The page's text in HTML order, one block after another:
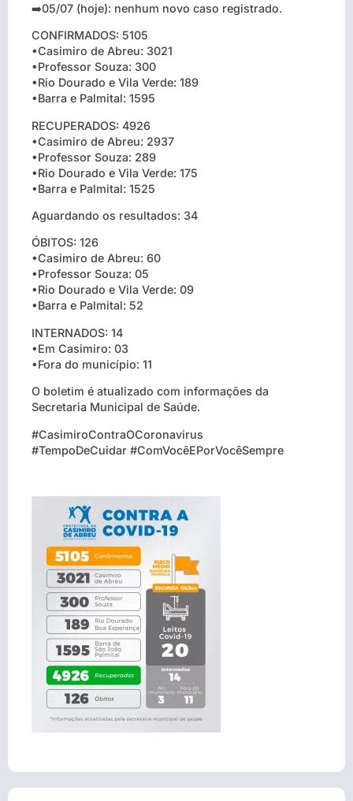
➡️05/07 (hoje): nenhum novo caso registrado.
CONFIRMADOS: 5105
•Casimiro de Abreu: 3021
•Professor Souza: 300
•Rio Dourado e Vila Verde: 189
•Barra e Palmital: 1595
RECUPERADOS: 4926
•Casimiro de Abreu: 2937
•Professor Souza: 289
•Rio Dourado e Vila Verde: 175
•Barra e Palmital: 1525
Aguardando os resultados: 34
ÓBITOS: 126
•Casimiro de Abreu: 60
•Professor Souza: 05
•Rio Dourado e Vila Verde: 09
•Barra e Palmital: 52
INTERNADOS: 14
•Em Casimiro: 03
•Fora do município: 11
O boletim é atualizado com informações da
Secretaria Municipal de Saúde.
#CasimiroContraOCoronavirus
#TempoDeCuidar #ComVocêEPorVocêSempre